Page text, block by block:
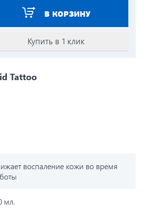
В КОРЗИНУ
Купить в 1 клик
Tattoo
воспаление кожи во время
мл.